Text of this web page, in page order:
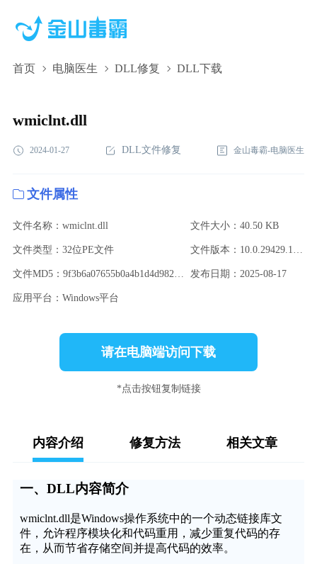
首页 电脑医生 DLL修复 DLL下载
wmiclnt.dll,wmiclnt.dll下载,wmiclnt.dll修复
wmiclnt.dll
2024-01-27 DLL文件修复 金山毒霸-电脑医生
文件属性
文件名称：wmiclnt.dll 文件大小：40.50 KB
文件类型：32位PE文件 文件版本：10.0.29429.1000 (WinBuild.160101.0800)
文件MD5：9f3b6a07655b0a4b1d4d982b1a855817 发布日期：2025-08-17
应用平台：Windows平台
请在电脑端访问下载
*点击按钮复制链接
内容介绍 修复方法 相关文章
一、DLL内容简介
wmiclnt.dll是Windows操作系统中的一个动态链接库文
件，允许程序模块化和代码重用，减少重复代码的存
在，从而节省存储空间并提高代码的效率。